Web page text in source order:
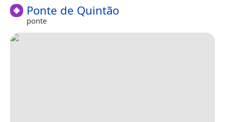
Ponte de Quintão
ponte